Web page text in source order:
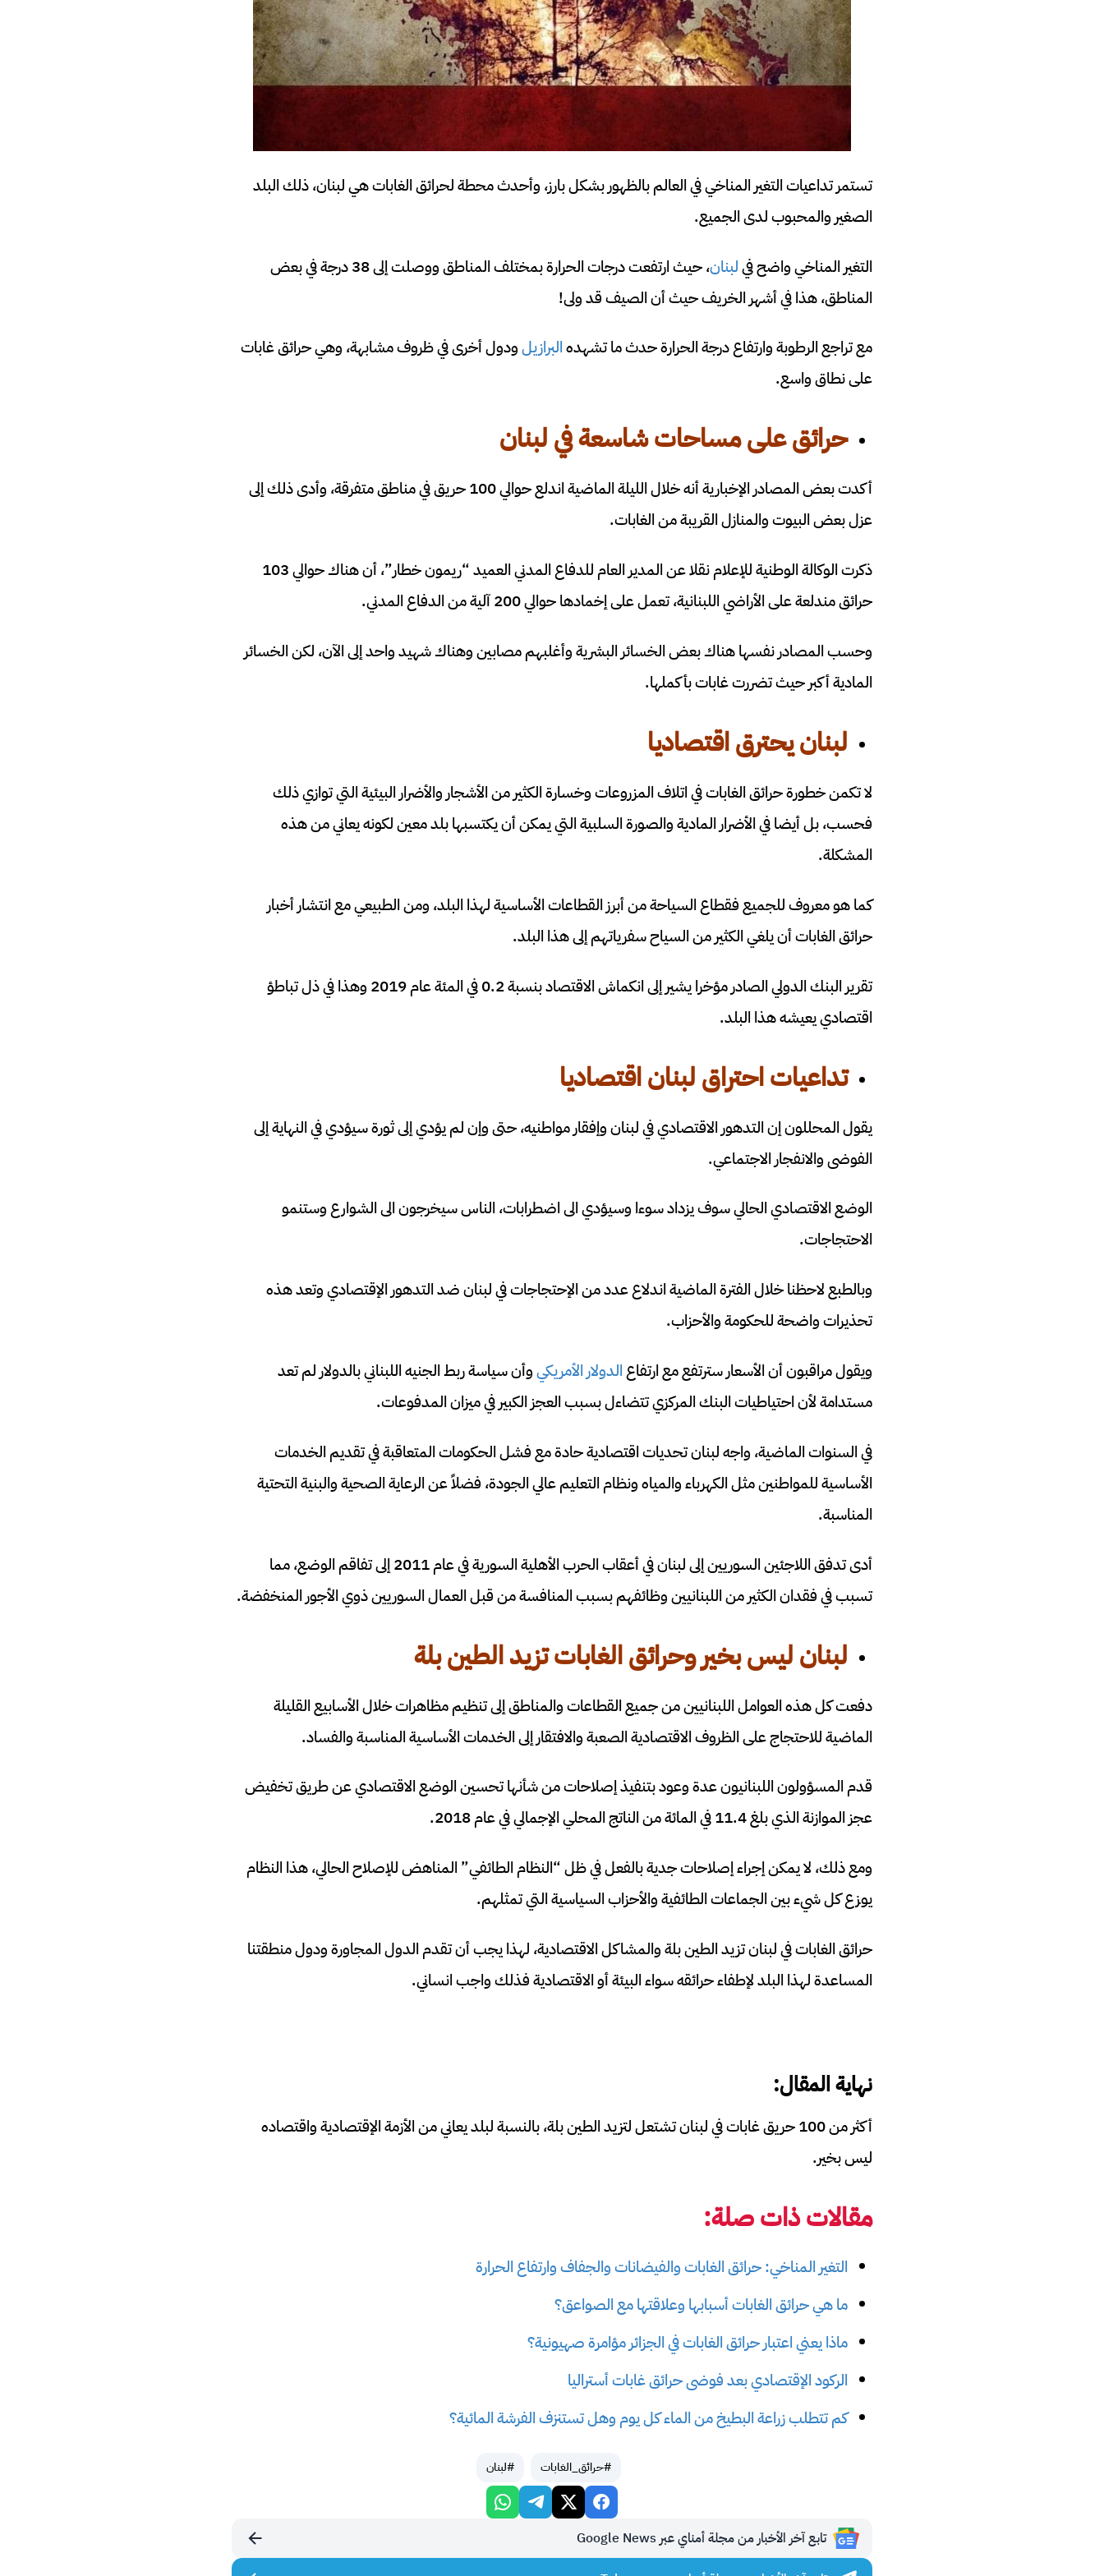
تستمر تداعيات التغير المناخي في العالم بالظهور بشكل بارز، وأحدث محطة لحرائق الغابات هي لبنان، ذلك البلد
الصغير والمحبوب لدى الجميع.
التغير المناخي واضح فيلبنان
، حيث ارتفعت درجات الحرارة بمختلف المناطق ووصلت إلى 38 درجة في بعض
المناطق، هذا في أشهر الخريف حيث أن الصيف قد ولى!
مع تراجع الرطوبة وارتفاع درجة الحرارة حدث ما تشهدهالبرازيلودول أخرى في ظروف مشابهة، وهي حرائق غابات
على نطاق واسع.
حرائق على مساحات شاسعة في لبنان
أكدت بعض المصادر الإخبارية أنه خلال الليلة الماضية اندلع حوالي 100 حريق في مناطق متفرقة، وأدى ذلك إلى
عزل بعض البيوت والمنازل القريبة من الغابات.
ذكرت الوكالة الوطنية للإعلام نقلا عن المدير العام للدفاع المدني العميد “ريمون خطار”، أن هناك حوالي 103
حرائق مندلعة على الأراضي اللبنانية، تعمل على إخمادها حوالي 200 آلية من الدفاع المدني.
وحسب المصادر نفسها هناك بعض الخسائر البشرية وأغلبهم مصابين وهناك شهيد واحد إلى الآن، لكن الخسائر
المادية أكبر حيث تضررت غابات بأكملها.
لبنان يحترق اقتصاديا
لا تكمن خطورة حرائق الغابات في اتلاف المزروعات وخسارة الكثير من الأشجار والأضرار البيئية التي توازي ذلك
فحسب، بل أيضا في الأضرار المادية والصورة السلبية التي يمكن أن يكتسبها بلد معين لكونه يعاني من هذه
المشكلة.
كما هو معروف للجميع فقطاع السياحة من أبرز القطاعات الأساسية لهذا البلد، ومن الطبيعي مع انتشار أخبار
حرائق الغابات أن يلغي الكثير من السياح سفرياتهم إلى هذا البلد.
تقرير البنك الدولي الصادر مؤخرا يشير إلى انكماش الاقتصاد بنسبة 0.2 في المئة عام 2019 وهذا في ذل تباطؤ
اقتصادي يعيشه هذا البلد.
تداعيات احتراق لبنان اقتصاديا
يقول المحللون إن التدهور الاقتصادي في لبنان وإفقار مواطنيه، حتى وإن لم يؤدي إلى ثورة سيؤدي في النهاية إلى
الفوضى والانفجار الاجتماعي.
الوضع الاقتصادي الحالي سوف يزداد سوءا وسيؤدي الى اضطرابات، الناس سيخرجون الى الشوارع وستنمو
الاحتجاجات.
وبالطبع لاحظنا خلال الفترة الماضية اندلاع عدد من الإحتجاجات في لبنان ضد التدهور الإقتصادي وتعد هذه
تحذيرات واضحة للحكومة والأحزاب.
ويقول مراقبون أن الأسعار سترتفع مع ارتفاعالدولار الأمريكيوأن سياسة ربط الجنيه اللبناني بالدولار لم تعد
مستدامة لأن احتياطيات البنك المركزي تتضاءل بسبب العجز الكبير في ميزان المدفوعات.
في السنوات الماضية، واجه لبنان تحديات اقتصادية حادة مع فشل الحكومات المتعاقبة في تقديم الخدمات
الأساسية للمواطنين مثل الكهرباء والمياه ونظام التعليم عالي الجودة، فضلاً عن الرعاية الصحية والبنية التحتية
المناسبة.
أدى تدفق اللاجئين السوريين إلى لبنان في أعقاب الحرب الأهلية السورية في عام 2011 إلى تفاقم الوضع، مما
تسبب في فقدان الكثير من اللبنانيين وظائفهم بسبب المنافسة من قبل العمال السوريين ذوي الأجور المنخفضة.
لبنان ليس بخير وحرائق الغابات تزيد الطين بلة
دفعت كل هذه العوامل اللبنانيين من جميع القطاعات والمناطق إلى تنظيم مظاهرات خلال الأسابيع القليلة
الماضية للاحتجاج على الظروف الاقتصادية الصعبة والافتقار إلى الخدمات الأساسية المناسبة والفساد.
قدم المسؤولون اللبنانيون عدة وعود بتنفيذ إصلاحات من شأنها تحسين الوضع الاقتصادي عن طريق تخفيض
عجز الموازنة الذي بلغ 11.4 في المائة من الناتج المحلي الإجمالي في عام 2018.
ومع ذلك، لا يمكن إجراء إصلاحات جدية بالفعل في ظل “النظام الطائفي” المناهض للإصلاح الحالي، هذا النظام
يوزع كل شيء بين الجماعات الطائفية والأحزاب السياسية التي تمثلهم.
حرائق الغابات في لبنان تزيد الطين بلة والمشاكل الاقتصادية، لهذا يجب أن تقدم الدول المجاورة ودول منطقتنا
المساعدة لهذا البلد لإطفاء حرائقه سواء البيئة أو الاقتصادية فذلك واجب انساني.
نهاية المقال:
أكثر من 100 حريق غابات في لبنان تشتعل لتزيد الطين بلة، بالنسبة لبلد يعاني من الأزمة الإقتصادية واقتصاده
ليس بخير.
مقالات ذات صلة:
التغير المناخي: حرائق الغابات والفيضانات والجفاف وارتفاع الحرارة
ما هي حرائق الغابات أسبابها وعلاقتها مع الصواعق؟
ماذا يعني اعتبار حرائق الغابات في الجزائر مؤامرة صهيونية؟
الركود الإقتصادي بعد فوضى حرائق غابات أستراليا
كم تتطلب زراعة البطيخ من الماء كل يوم وهل تستنزف الفرشة المائية؟
#حرائق_الغابات #لبنان
تابع آخر الأخبار من مجلة أمناي عبر Google News